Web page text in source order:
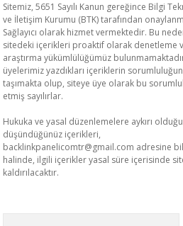
Sitemiz, 5651 Sayılı Kanun gereğince Bilgi
ve İletişim Kurumu (BTK) tarafından
Sağlayıcı olarak hizmet vermektedir. Bu
sitedeki içerikleri proaktif olarak denetleme
araştırma yükümlülüğümüz
üyelerimiz yazdıkları içeriklerin
taşımakta olup, siteye üye olarak bu
etmiş sayılırlar.
Hukuka ve yasal düzenlemelere aykırı
düşündüğünüz içerikleri,
backlinkpanelicomtr@gmail.com adresine
halinde, ilgili içerikler yasal süre içerisinde
kaldırılacaktır.